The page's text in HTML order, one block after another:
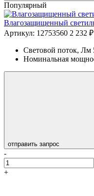
Популярный
Влагозащищенный
Артикул: 12753560 2 232 ₽
Световой поток, Лм
Номинальная
отправить запрос
-
+